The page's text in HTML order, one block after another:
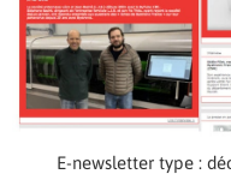
E-newsletter type :